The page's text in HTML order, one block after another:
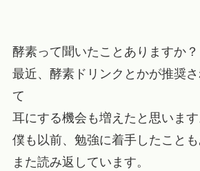
酵素って聞いたことありますか？
最近、酵素ドリンクとかが推奨
て
耳にする機会も増えたと思います
僕も以前、勉強に着手したことも
また読み返しています。